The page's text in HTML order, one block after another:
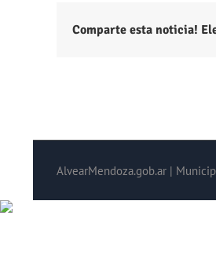
Comparte esta noticia!
AlvearMendoza.gob.ar |